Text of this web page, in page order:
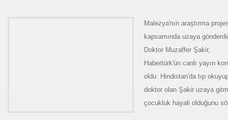
Malezya'nın araştırma
kapsamında uzaya
Doktor Muzaffer Şakir,
Habertürk'ün canlı yayın
oldu. Hindistan'da tıp
doktor olan Şakir uzaya
çocukluk hayali olduğunu